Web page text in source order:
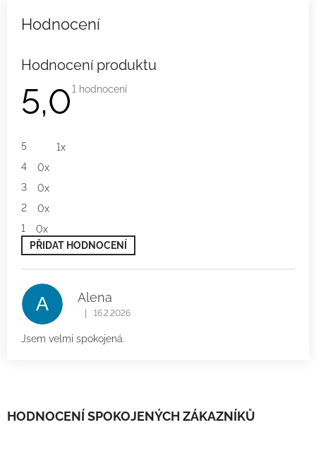
Hodnocení produktu
5,0Průměrné
1 hodnocení
5
1x
4
0x
3
0x
2
0x
1
0x
PŘIDAT HODNOCENÍ
p
i
s
o
e
n
A Alena
Hodnocení produktu je 5 z 5 hvězdiček.
16.2.2026
Jsem velmi spokojená.
HODNOCENÍ SPOKOJENÝCH ZÁKAZNÍKŮ